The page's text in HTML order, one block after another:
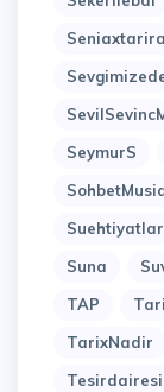
SeymurS
Suehtiyatlar
Suna
TAP
TarixNadir
Tesirdairesi